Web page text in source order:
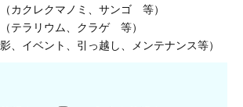
カクレクマノミ、サンゴ 等）
テラリウム、クラゲ 等）
、イベント、引っ越し、メンテナンス等）